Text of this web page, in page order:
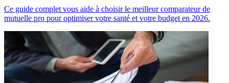
Ce guide complet vous aide à choisir le meilleur comparateur de
mutuelle pro pour optimiser votre santé et votre budget en 2026.